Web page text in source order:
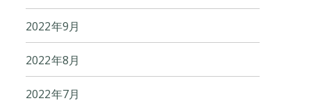
2022年9月
2022年8月
2022年7月